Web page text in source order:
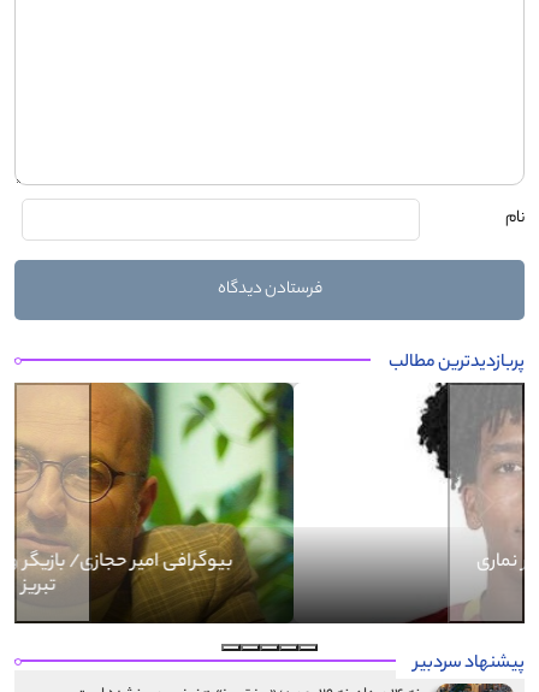
نام
پربازدیدترین مطالب
بیوگرافی کرار نماری
Previous
Next
پیشنهاد سردبیر